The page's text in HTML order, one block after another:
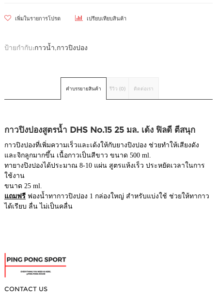
เพิ่มในรายการโปรด เปรียบเทียบสินค้า
ป้ายกำกับ:กาวน้ำ,กาวปิงปอง
คำบรรยายสินค้า รีวิว (0) ติดต่อเรา
กาวปิงปองสูตรน้ำ DHS No.15 25 มล. เด้ง ฟิลดี ตีสนุก
กาวปิงปองที่เพิ่มความเร็วและเด้งให้กับยางปิงปอง ช่วยทำให้เสียงดัง
และจิกลูกมากขึ้น เนื้อกาวเป็นสีขาว ขนาด 500 ml.
ทายางปิงปองได้ประมาณ 8-10 แผ่น สูตรแห้งเร็ว ประหยัดเวลาในการ
ใช้งาน
ขนาด 25 ml.
แถมฟรี ฟองน้ำทากาวปิงปอง 1 กล่องใหญ่ สำหรับแบ่งใช้ ช่วยให้ทากาว
ได้เรียบ ลื่น ไม่เป็นคลื่น
CONTACT US